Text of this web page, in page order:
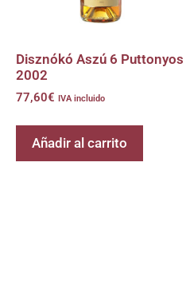
Disznókó Aszú 6 Puttonyos
2002
77,60€ IVA incluido
Añadir al carrito